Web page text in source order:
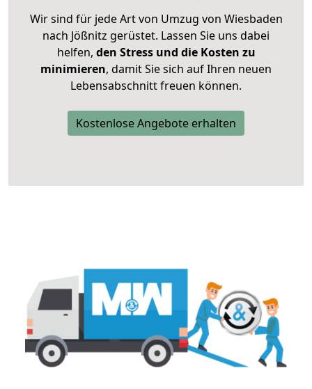
Wir sind für jede Art von Umzug von Wiesbaden
nach Jößnitz gerüstet. Lassen Sie uns dabei
helfen, den Stress und die Kosten zu
minimieren, damit Sie sich auf Ihren neuen
Lebensabschnitt freuen können.
Kostenlose Angebote erhalten